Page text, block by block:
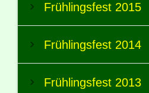
Frühlingsfest 2015
Frühlingsfest 2014
Frühlingsfest 2013